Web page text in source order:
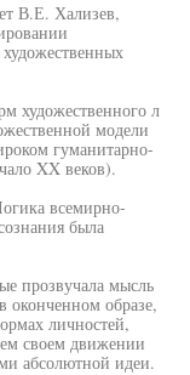
В.Е. Хализев,
художественного л
модели
гуманитарно-
XX веков).
всемирно-
была
прозвучала мысль
оконченном образе,
личностей,
своем движении
абсолютной идеи.